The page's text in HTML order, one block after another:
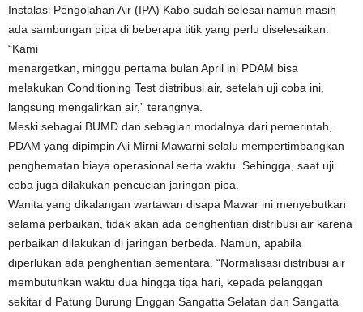
Instalasi Pengolahan Air (IPA) Kabo sudah selesai namun masih
ada sambungan pipa di beberapa titik yang perlu diselesaikan.
“Kami
menargetkan, minggu pertama bulan April ini PDAM bisa
melakukan Conditioning Test distribusi air, setelah uji coba ini,
langsung mengalirkan air,” terangnya.
Meski sebagai BUMD dan sebagian modalnya dari pemerintah,
PDAM yang dipimpin Aji Mirni Mawarni selalu mempertimbangkan
penghematan biaya operasional serta waktu. Sehingga, saat uji
coba juga dilakukan pencucian jaringan pipa.
Wanita yang dikalangan wartawan disapa Mawar ini menyebutkan
selama perbaikan, tidak akan ada penghentian distribusi air karena
perbaikan dilakukan di jaringan berbeda. Namun, apabila
diperlukan ada penghentian sementara. “Normalisasi distribusi air
membutuhkan waktu dua hingga tiga hari, kepada pelanggan
sekitar d Patung Burung Enggan Sangatta Selatan dan Sangatta